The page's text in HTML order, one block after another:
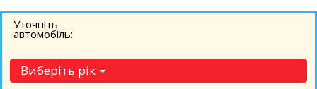
Уточніть
автомобіль:
Виберіть рік